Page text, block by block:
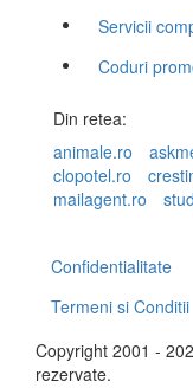
Servicii
Coduri
Din retea:
animale.ro
clopotel.ro
mailagent.ro
Confidentialitate
Termeni si Conditii
Copyright 2001 -
rezervate.